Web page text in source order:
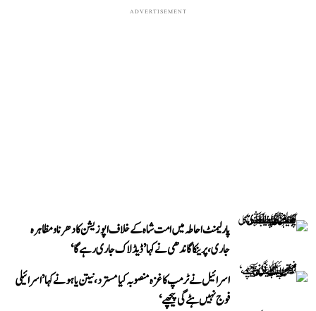
ADVERTISEMENT
پارلیمنٹ احاطہ میں امت شاہ کے خلاف اپوزیشن کا دھرنا و مظاہرہ
جاری، پرینکا گاندھی نے کہا ’ڈیڈلاک جاری رہے گا‘
اسرائیل نے ٹرمپ کا غزہ منصوبہ کیا مسترد، نیتن یاہو نے کہا ’اسرائیلی
فوج نہیں ہٹے گی پیچھے‘